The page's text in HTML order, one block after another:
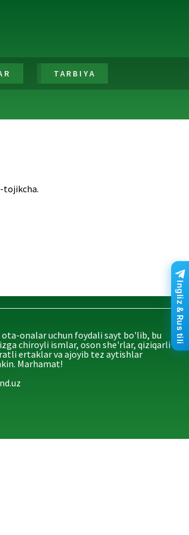
TARBIYA
tojikcha.
ota-onalar uchun foydali sayt bo'lib, bu
chiroyli ismlar, oson she'rlar, qiziqarli
ertaklar va ajoyib tez aytishlar
Marhamat!
Ingliz & Rus tili